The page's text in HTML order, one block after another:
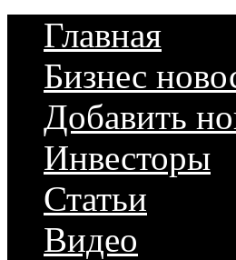
Главная
Бизнес
Добавить
Инвесторы
Статьи
Видео